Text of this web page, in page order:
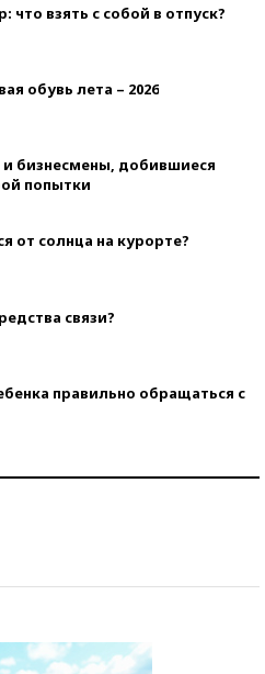
взять с собой в отпуск?
обувь лета – 2026
бизнесмены, добившиеся
попытки
от солнца на курорте?
связи?
правильно обращаться с